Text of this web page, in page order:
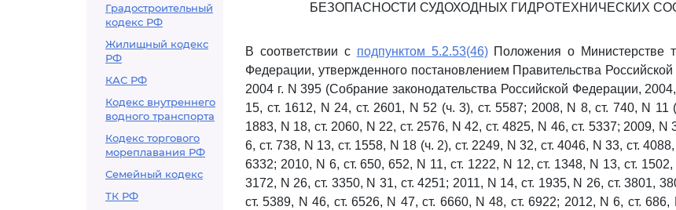
Градостроительный
кодекс РФ
Жилищный кодекс
РФ
КАС РФ
Кодекс внутреннего
водного транспорта
Кодекс торгового
мореплавания РФ
Семейный кодекс
ТК РФ
БЕЗОПАСНОСТИ СУДОХОДНЫХ ГИДРОТЕХНИЧЕСКИХ
В соответствии с подпунктом 5.2.53(46)Положения о Министерстве
Федерации, утвержденного постановлением Правительства
2004 г. N 395 (Собрание законодательства Российской Федерации,
15, ст. 1612, N 24, ст. 2601, N 52 (ч. 3), ст. 5587; 2008, N 8, ст. 740, N 11
1883, N 18, ст. 2060, N 22, ст. 2576, N 42, ст. 4825, N 46, ст. 5337; 2009, N
6, ст. 738, N 13, ст. 1558, N 18 (ч. 2), ст. 2249, N 32, ст. 4046, N 33, ст.
6332; 2010, N 6, ст. 650, 652, N 11, ст. 1222, N 12, ст. 1348, N 13, ст.
3172, N 26, ст. 3350, N 31, ст. 4251; 2011, N 14, ст. 1935, N 26, ст. 3801,
ст. 5389, N 46, ст. 6526, N 47, ст. 6660, N 48, ст. 6922; 2012, N 6, ст. 686,